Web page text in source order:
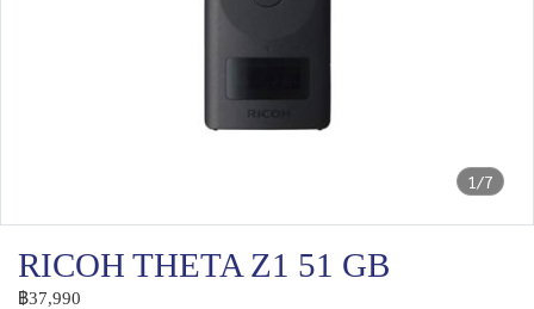
1/7
RICOH THETA Z1 51 GB
฿37,990